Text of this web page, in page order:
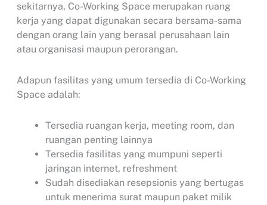
sekitarnya, Co-Working Space merupakan ruang
kerja yang dapat digunakan secara bersama-sama
dengan orang lain yang berasal perusahaan lain
atau organisasi maupun perorangan.
Adapun fasilitas yang umum tersedia di Co-Working
Space adalah:
Tersedia ruangan kerja, meeting room, dan
ruangan penting lainnya
Tersedia fasilitas yang mumpuni seperti
jaringan internet, refreshment
Sudah disediakan resepsionis yang bertugas
untuk menerima surat maupun paket milik